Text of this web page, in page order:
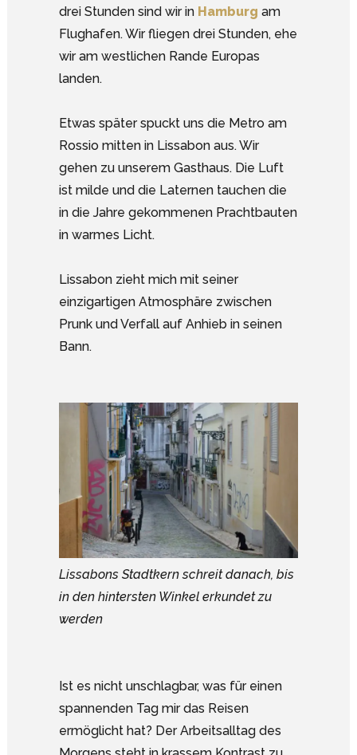
drei Stunden sind wir in Hamburg am
Flughafen. Wir fliegen drei Stunden, ehe
wir am westlichen Rande Europas
landen.
Etwas später spuckt uns die Metro am
Rossio mitten in Lissabon aus. Wir
gehen zu unserem Gasthaus. Die Luft
ist milde und die Laternen tauchen die
in die Jahre gekommenen Prachtbauten
in warmes Licht.
Lissabon zieht mich mit seiner
einzigartigen Atmosphäre zwischen
Prunk und Verfall auf Anhieb in seinen
Bann.
Lissabons Stadtkern schreit danach, bis
in den hintersten Winkel erkundet zu
werden
Ist es nicht unschlagbar, was für einen
spannenden Tag mir das Reisen
ermöglicht hat? Der Arbeitsalltag des